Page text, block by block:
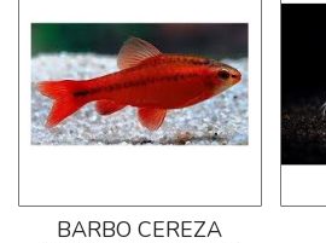
BARBO CEREZA